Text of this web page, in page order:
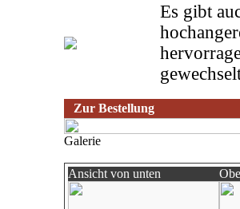
Es gibt
Zur Bestellung
Galerie
Ansicht von unten